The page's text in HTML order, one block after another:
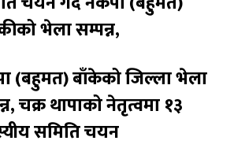
भेला सम्पन्न,
(बहुमत) बाँकेको जिल्ला भेला
चक्र थापाको नेतृत्वमा १३
समिति चयन